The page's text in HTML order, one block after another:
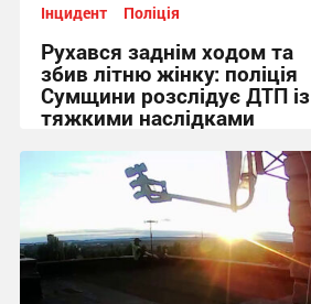
Інцидент Поліція
Рухався заднім ходом та
збив літню жінку: поліція
Сумщини розслідує ДТП із
тяжкими наслідками
10:20, 10.07.2026